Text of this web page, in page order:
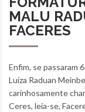
MALU
FACERES
Enfim, se passaram
Luiza Raduan
carinhosamente
Ceres, leia-se,